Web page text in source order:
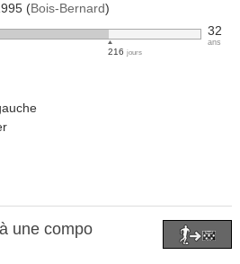
(Bois-Bernard)
216 jours
32
ans
une compo